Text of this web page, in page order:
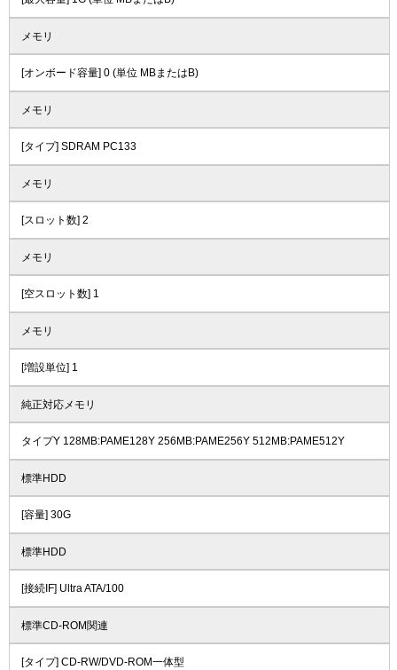
メモリ
[オンボード容量] 0 (単位 MBまたはB)
メモリ
[タイプ] SDRAM PC133
メモリ
[スロット数] 2
メモリ
[空スロット数] 1
メモリ
[増設単位] 1
純正対応メモリ
タイプY 128MB:PAME128Y 256MB:PAME256Y 512MB:PAME512Y
標準HDD
[容量] 30G
標準HDD
[接続IF] Ultra ATA/100
標準CD-ROM関連
[タイプ] CD-RW/DVD-ROM一体型